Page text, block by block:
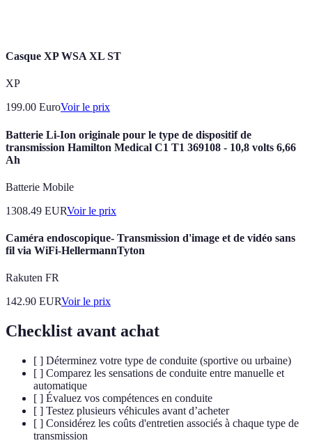
Casque XP WSA XL ST
XP
199.00 EuroVoir le prix
Batterie Li-Ion originale pour le type de dispositif de
transmission Hamilton Medical C1 T1 369108 - 10,8 volts 6,66
Ah
Batterie Mobile
1308.49 EURVoir le prix
Caméra endoscopique- Transmission d'image et de vidéo sans
fil via WiFi-HellermannTyton
Rakuten FR
142.90 EURVoir le prix
Checklist avant achat
[ ] Déterminez votre type de conduite (sportive ou urbaine)
[ ] Comparez les sensations de conduite entre manuelle et
automatique
[ ] Évaluez vos compétences en conduite
[ ] Testez plusieurs véhicules avant d’acheter
[ ] Considérez les coûts d'entretien associés à chaque type de
transmission